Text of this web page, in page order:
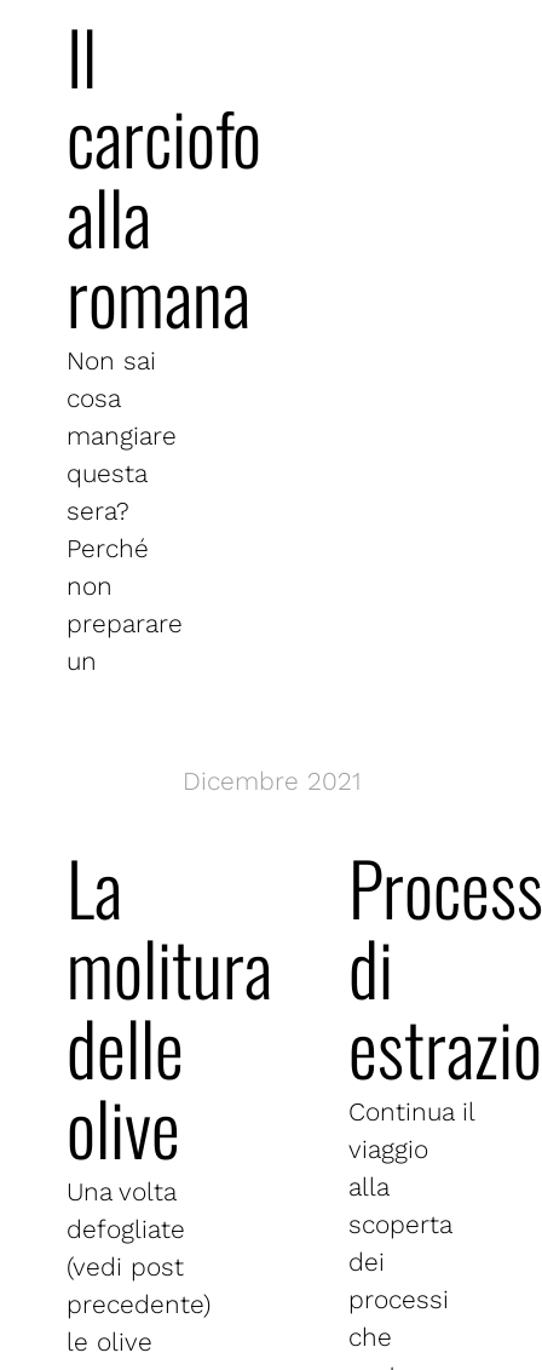
Il
carciofo
alla
romana
Non sai
cosa
mangiare
questa
sera?
Perché
non
preparare
un
Dicembre 2021
di
Continua il
viaggio
alla
scoperta
dei
processi
che
La
molitura
delle
olive
Una volta
defogliate
(vedi post
precedente)
le olive